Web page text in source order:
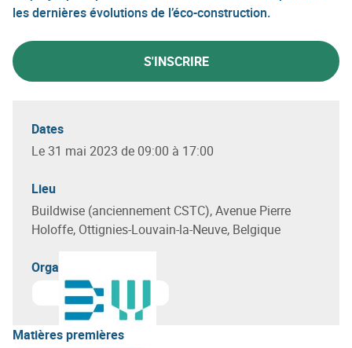
les dernières évolutions de l’éco-construction.
S'INSCRIRE
Dates
Le 31 mai 2023 de 09:00 à 17:00
Lieu
Buildwise (anciennement CSTC), Avenue Pierre
Holoffe, Ottignies-Louvain-la-Neuve, Belgique
Organisateur(s)
En savoir plus sur
Buildwise
Matières premières